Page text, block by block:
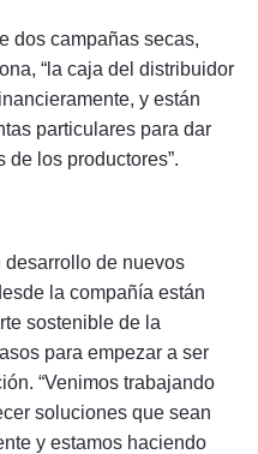
dos campañas secas,
“la caja del distribuidor
y están
particulares para dar
de los productores”.
de nuevos
la compañía están
sostenible de la
para empezar a ser
“Venimos trabajando
soluciones que sean
y estamos haciendo